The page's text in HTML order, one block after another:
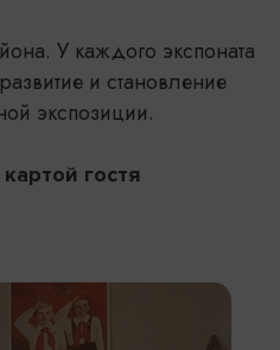
У каждого экспоната
и становление
экспозиции.
картой гостя